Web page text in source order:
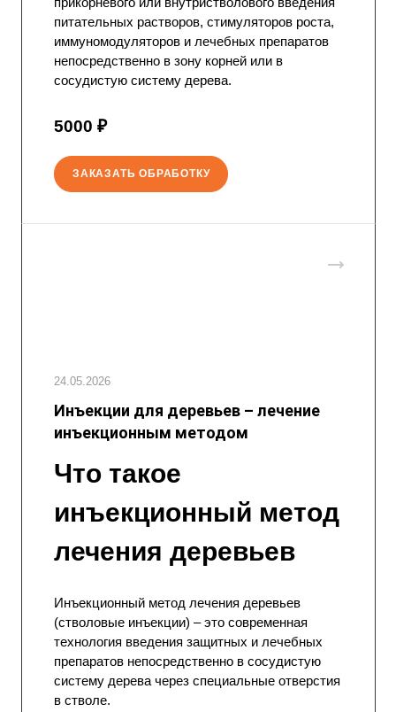
питательных растворов, стимуляторов роста,
иммуномодуляторов и лечебных препаратов
непосредственно в зону корней или в
сосудистую систему дерева.
5000 ₽
ЗАКАЗАТЬ ОБРАБОТКУ
24.05.2026
Инъекции для деревьев – лечение
инъекционным методом
Что такое
инъекционный метод
лечения деревьев
Инъекционный метод лечения деревьев
(стволовые инъекции) – это современная
технология введения защитных и лечебных
препаратов непосредственно в сосудистую
систему дерева через специальные отверстия
в стволе.